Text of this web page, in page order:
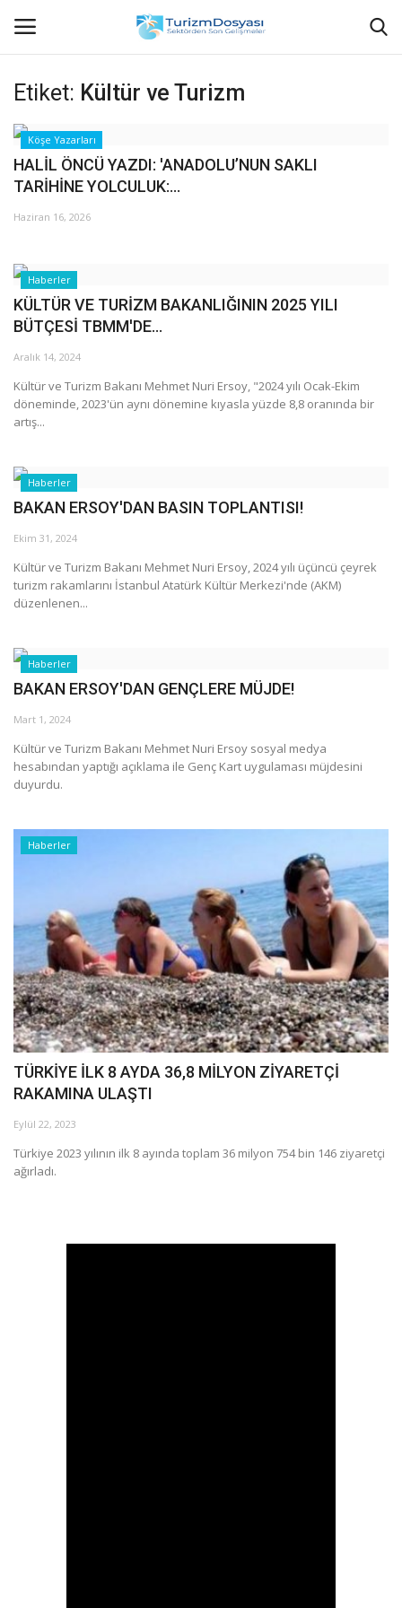
Anasayfa
Bize Ulaşın
Künye
Halil ÖNCÜ kimdir?
KVKK Aydınlatma Metni
Haberler
Görüntülü
Lezzet Durakları
Röportajlar
Gezi - Yorum
Yorumlar
Video Tanıtım
Köşe Yazarları
Etiket: Kültür ve Turizm
Köşe Yazarları
HALİL ÖNCÜ YAZDI: 'ANADOLU’NUN SAKLI
TARİHİNE YOLCULUK:...
Haziran 16, 2026
Haberler
KÜLTÜR VE TURİZM BAKANLIĞININ 2025 YILI
BÜTÇESİ TBMM'DE...
Aralık 14, 2024
Kültür ve Turizm Bakanı Mehmet Nuri Ersoy, "2024 yılı Ocak-Ekim
döneminde, 2023'ün aynı dönemine kıyasla yüzde 8,8 oranında bir
artış...
Haberler
BAKAN ERSOY'DAN BASIN TOPLANTISI!
Ekim 31, 2024
Kültür ve Turizm Bakanı Mehmet Nuri Ersoy, 2024 yılı üçüncü çeyrek
turizm rakamlarını İstanbul Atatürk Kültür Merkezi'nde (AKM)
düzenlenen...
Haberler
BAKAN ERSOY'DAN GENÇLERE MÜJDE!
Mart 1, 2024
Kültür ve Turizm Bakanı Mehmet Nuri Ersoy sosyal medya
hesabından yaptığı açıklama ile Genç Kart uygulaması müjdesini
duyurdu.
Haberler
TÜRKİYE İLK 8 AYDA 36,8 MİLYON ZİYARETÇİ
RAKAMINA ULAŞTI
Eylül 22, 2023
Türkiye 2023 yılının ilk 8 ayında toplam 36 milyon 754 bin 146 ziyaretçi
ağırladı.